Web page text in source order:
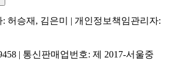
: 허승재, 김은미
| 개인정보책임관리자:
| 통신판매업번호: 제 2017-서울중